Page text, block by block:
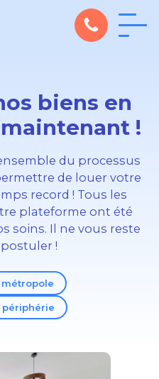
biens en
!
du processus
de louer votre
record ! Tous les
plateforme ont été
soins. Il ne vous reste
!
métropole
périphérie